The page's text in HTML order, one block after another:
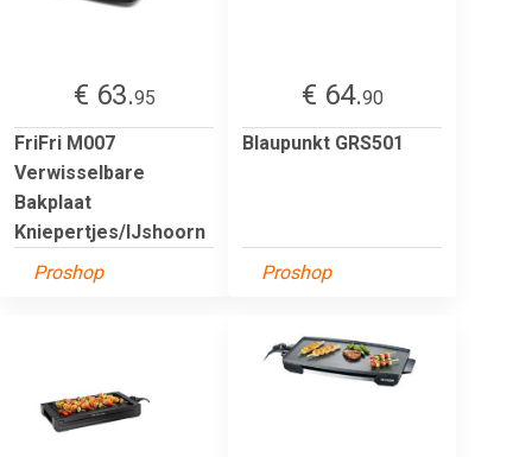
€ 63.95
FriFri M007
Verwisselbare
Bakplaat
Kniepertjes/IJshoorn
Proshop
€ 64.90
Blaupunkt GRS501
Proshop